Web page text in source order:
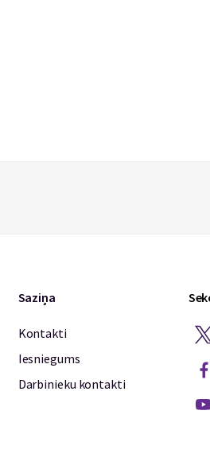
Saziņa
Kontakti
Iesniegums
Darbinieku kontakti